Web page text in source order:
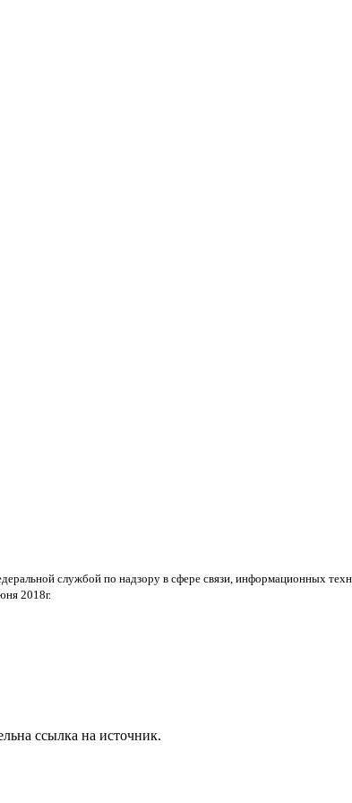
службой по надзору в сфере связи, информационных
2018г.
ссылка на источник.